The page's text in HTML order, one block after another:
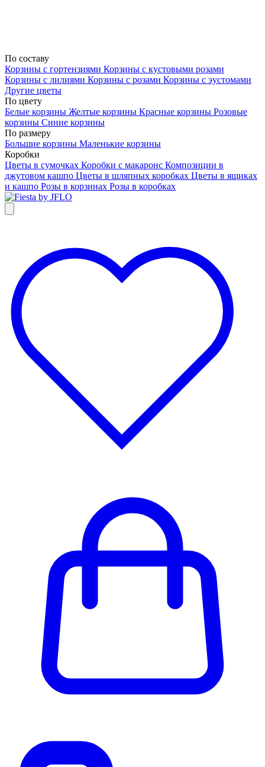
По составу
Корзины с гортензиями Корзины с кустовыми розами
Корзины с лилиями Корзины с розами Корзины с эустомами
Другие цветы
По цвету
Белые корзины Желтые корзины Красные корзины Розовые
корзины Синие корзины
По размеру
Большие корзины Маленькие корзины
Коробки
Цветы в сумочках Коробки с макаронс Композиции в
джутовом кашпо Цветы в шляпных коробках Цветы в ящиках
и кашпо Розы в корзинах Розы в коробках